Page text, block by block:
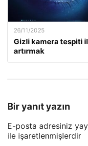
26/11/2025
Gizli kamera tespiti
artırmak
Bir yanıt yazın
E-posta adresiniz
ile işaretlenmişlerdir